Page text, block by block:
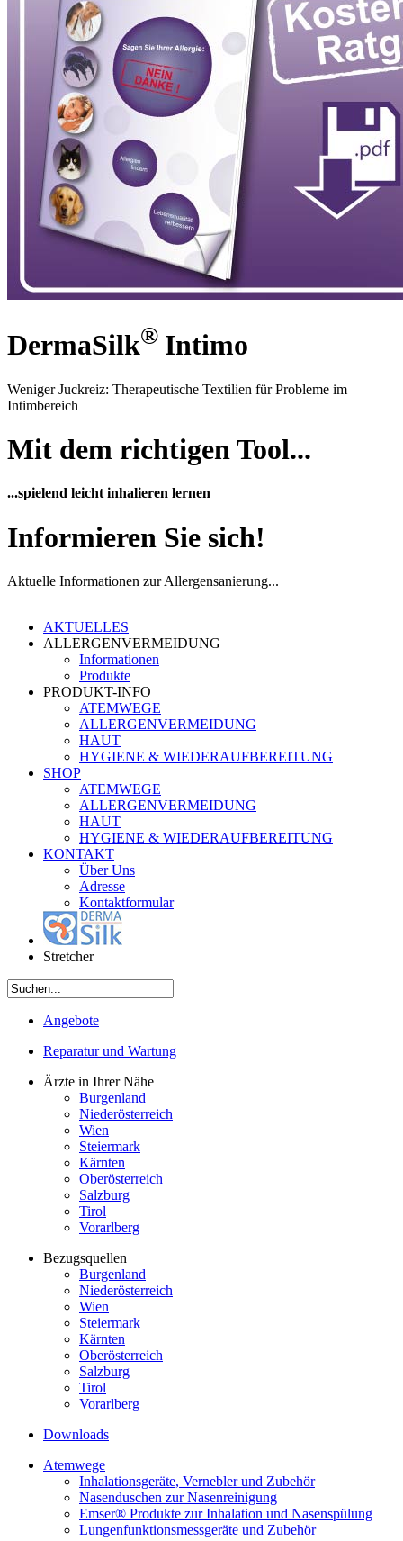
DermaSilk® Intimo
Weniger Juckreiz: Therapeutische Textilien für Probleme im
Intimbereich
Mit dem richtigen Tool...
...spielend leicht inhalieren lernen
Informieren Sie sich!
Aktuelle Informationen zur Allergensanierung...
AKTUELLES
ALLERGENVERMEIDUNG
Informationen
Produkte
PRODUKT-INFO
ATEMWEGE
ALLERGENVERMEIDUNG
HAUT
HYGIENE & WIEDERAUFBEREITUNG
SHOP
ATEMWEGE
ALLERGENVERMEIDUNG
HAUT
HYGIENE & WIEDERAUFBEREITUNG
KONTAKT
Über Uns
Adresse
Kontaktformular
Stretcher
Angebote
Reparatur und Wartung
Ärzte in Ihrer Nähe
Burgenland
Niederösterreich
Wien
Steiermark
Kärnten
Oberösterreich
Salzburg
Tirol
Vorarlberg
Bezugsquellen
Burgenland
Niederösterreich
Wien
Steiermark
Kärnten
Oberösterreich
Salzburg
Tirol
Vorarlberg
Downloads
Atemwege
Inhalationsgeräte, Vernebler und Zubehör
Nasenduschen zur Nasenreinigung
Emser® Produkte zur Inhalation und Nasenspülung
Lungenfunktionsmessgeräte und Zubehör